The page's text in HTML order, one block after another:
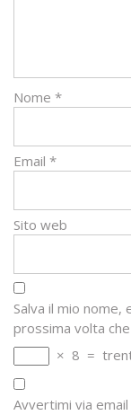
Nome *
Email *
Sito web
Salva il mio
prossima volta
× 8 =
Avvertimi via